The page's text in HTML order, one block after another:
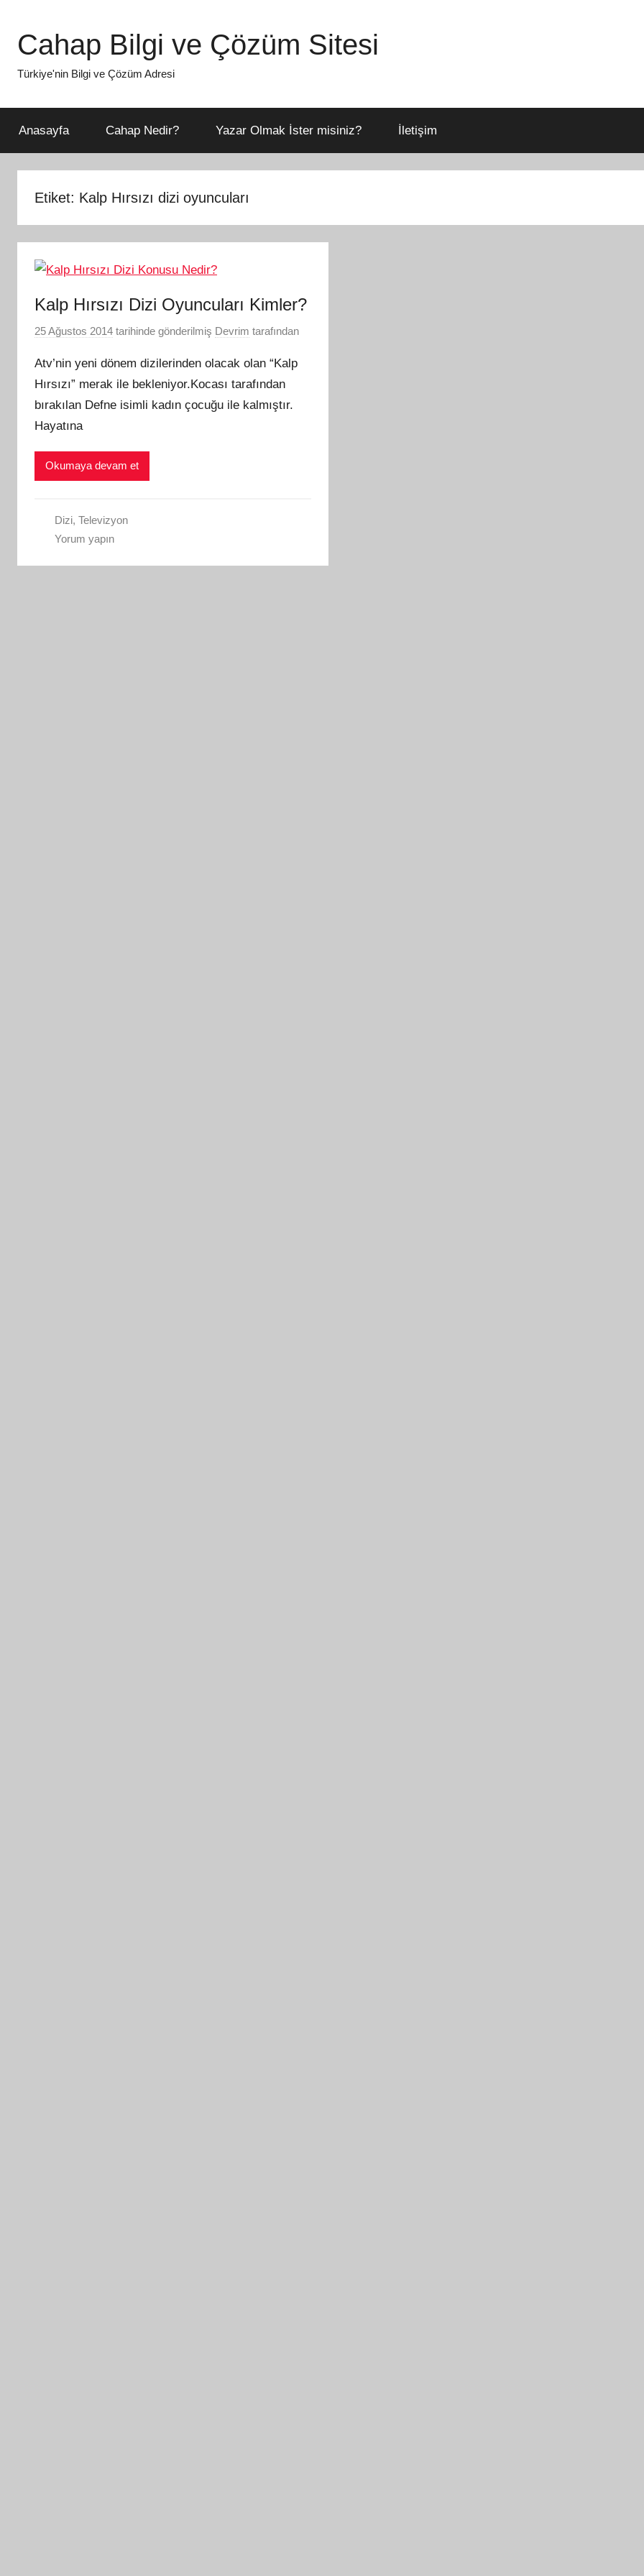
Cahap Bilgi ve Çözüm Sitesi
Türkiye'nin Bilgi ve Çözüm Adresi
Anasayfa Cahap Nedir? Yazar Olmak İster misiniz? İletişim
Etiket: Kalp Hırsızı dizi oyuncuları
Kalp Hırsızı Dizi Oyuncuları Kimler?
25 Ağustos 2014 tarihinde gönderilmiş Devrim tarafından
Atv’nin yeni dönem dizilerinden olacak olan “Kalp
Hırsızı” merak ile bekleniyor.Kocası tarafından
bırakılan Defne isimli kadın çocuğu ile kalmıştır.
Hayatına
Okumaya devam et
Dizi, Televizyon
Yorum yapın